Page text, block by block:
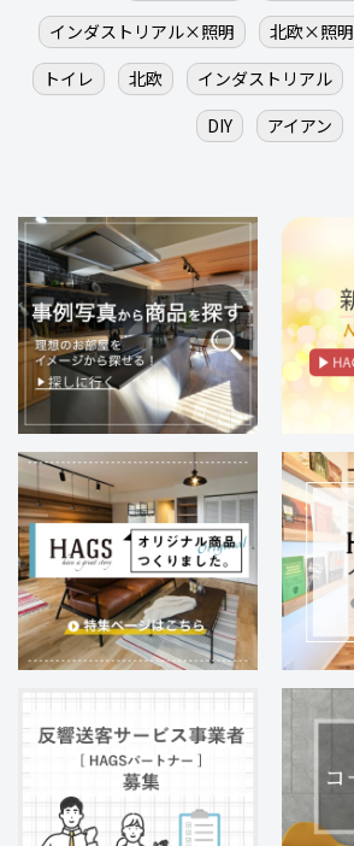
インダストリアル×照明
北欧×照明
トイレ
北欧 インダストリアル
DIY
アイアン